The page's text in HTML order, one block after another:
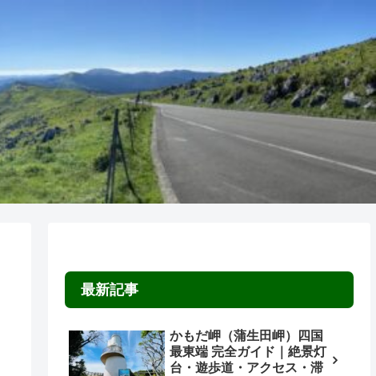
最新記事
かもだ岬（蒲生田岬）四国
最東端 完全ガイド｜絶景灯
台・遊歩道・アクセス・滞